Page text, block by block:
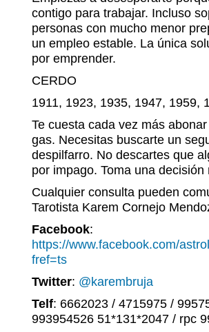
contigo para trabajar. Incluso
personas con mucho menor
un empleo estable. La única
por emprender.
CERDO
1911, 1923, 1935, 1947, 1959,
Te cuesta cada vez más
gas. Necesitas buscarte un
despilfarro. No descartes que
por impago. Toma una decisión
Cualquier consulta pueden
Tarotista Karem Cornejo
Facebook:
https://www.facebook.com/
fref=ts
Twitter: @karembruja
Telf: 6662023 / 4715975 /
993954526 51*131*2047 / rpc